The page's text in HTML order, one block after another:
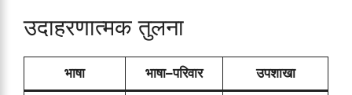
उदाहरणात्मक तुलना
भाषा भाषा–परिवार उपशाखा